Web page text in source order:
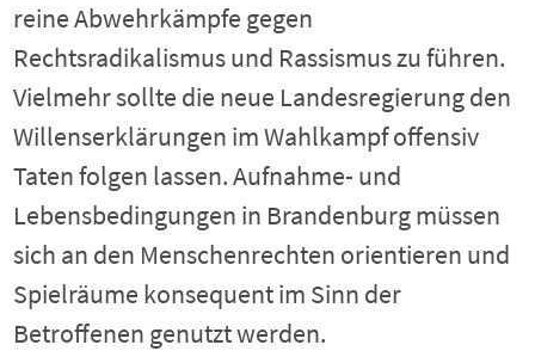
reine Abwehrkämpfe gegen
Rechtsradikalismus und Rassismus zu führen.
Vielmehr sollte die neue Landesregierung den
Willenserklärungen im Wahlkampf offensiv
Taten folgen lassen. Aufnahme- und
Lebensbedingungen in Brandenburg müssen
sich an den Menschenrechten orientieren und
Spielräume konsequent im Sinn der
Betroffenen genutzt werden.